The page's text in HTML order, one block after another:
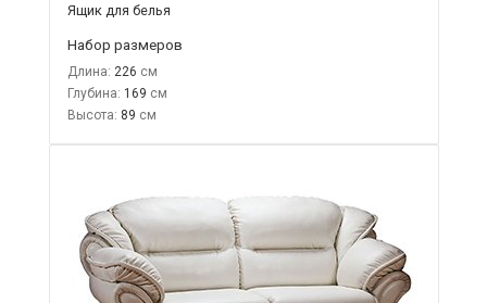
Ящик для белья
Набор размеров
Длина: 226
Глубина: 169
Высота: 89